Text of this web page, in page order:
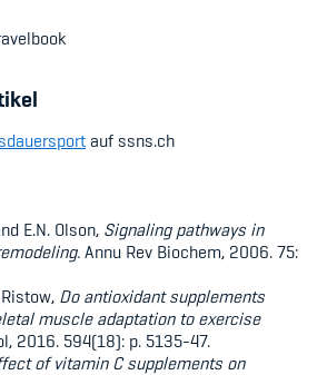
auf ssns.ch
E.N. Olson, Signaling pathways in
Annu Rev Biochem, 2006.75:
Do antioxidant supplements
muscle adaptation to exercise
2016. 594(18): p. 5135-47.
of vitamin C supplements on